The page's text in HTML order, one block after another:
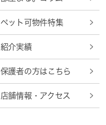
ペット可物件特集
紹介実績
保護者の方はこちら
店舗情報・アクセス